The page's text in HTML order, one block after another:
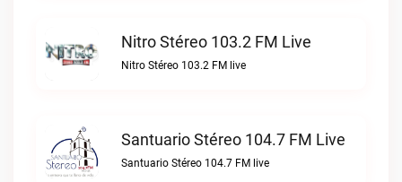
Nitro Stéreo 103.2 FM Live
Nitro Stéreo 103.2 FM live
Santuario Stéreo 104.7 FM Live
Santuario Stéreo 104.7 FM live